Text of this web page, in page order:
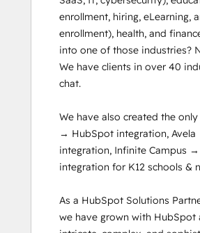
HubSpot Marketing Hub
Certification
HubSpot Reporting
HubSpot Sales Hub Software
Certification
HubSpot Trainer Certification
Inbound
Inbound Marketing
Inbound Marketing
Inbound Sales
Integrating With HubSpot I:
enrollment, hiring, eLearning,
enrollment), health, and
into one of those industries?
We have clients in over 40
chat.
We have also created the
→ HubSpot integration,
integration, Infinite Campus
integration for K12 schools &
As a HubSpot Solutions
we have grown with HubSpot